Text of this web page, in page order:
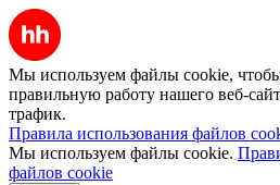
Мы используем файлы cookie,
правильную работу нашего веб-
трафик.
Правила использования файлов
Мы используем файлы cookie.
файлов cookie